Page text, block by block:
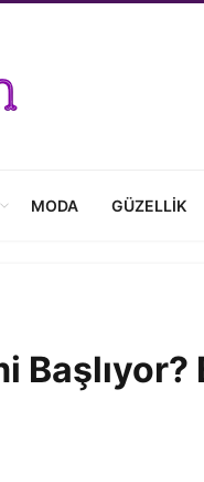
MODA GÜZELLIK
Başlıyor?